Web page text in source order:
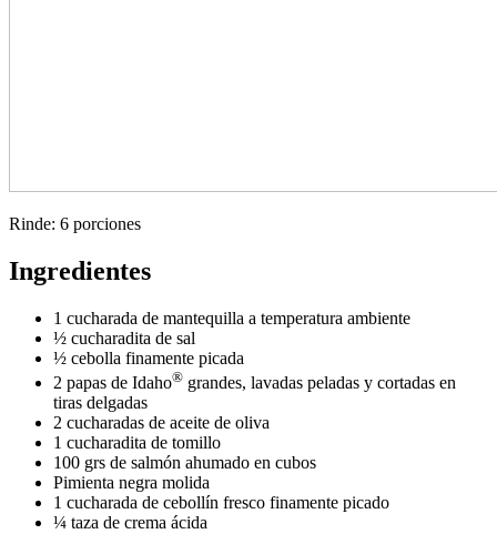
Rinde: 6 porciones
Ingredientes
1 cucharada de mantequilla a temperatura ambiente
½ cucharadita de sal
½ cebolla finamente picada
2 papas de Idaho® grandes, lavadas peladas y cortadas en
tiras delgadas
2 cucharadas de aceite de oliva
1 cucharadita de tomillo
100 grs de salmón ahumado en cubos
Pimienta negra molida
1 cucharada de cebollín fresco finamente picado
¼ taza de crema ácida